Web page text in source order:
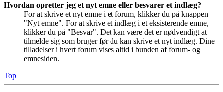
Hvordan opretter jeg et nyt emne eller besvarer et indlæg?
For at skrive et nyt emne i et forum, klikker du på knappen
"Nyt emne". For at skrive et indlæg i et eksisterende emne,
klikker du på "Besvar". Det kan være det er nødvendigt at
tilmelde sig som bruger før du kan skrive et nyt indlæg. Dine
tilladelser i hvert forum vises altid i bunden af forum- og
emnesiden.
Top